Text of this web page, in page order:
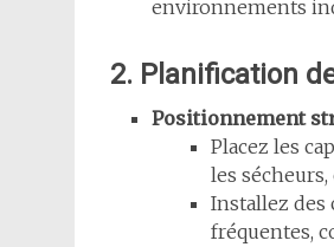
environnements
2. Planification
Positionnement
Placez les
les
Installez des
fréquentes,